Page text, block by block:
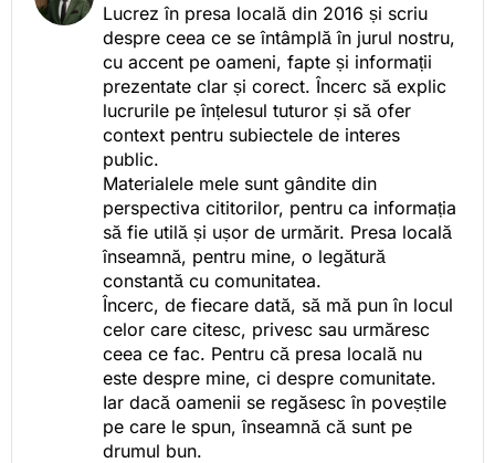
Lucrez în presa locală din 2016 și scriu
despre ceea ce se întâmplă în jurul nostru,
cu accent pe oameni, fapte și informații
prezentate clar și corect. Încerc să explic
lucrurile pe înțelesul tuturor și să ofer
context pentru subiectele de interes
public.
Materialele mele sunt gândite din
perspectiva cititorilor, pentru ca informația
să fie utilă și ușor de urmărit. Presa locală
înseamnă, pentru mine, o legătură
constantă cu comunitatea.
Încerc, de fiecare dată, să mă pun în locul
celor care citesc, privesc sau urmăresc
ceea ce fac. Pentru că presa locală nu
este despre mine, ci despre comunitate.
Iar dacă oamenii se regăsesc în poveștile
pe care le spun, înseamnă că sunt pe
drumul bun.